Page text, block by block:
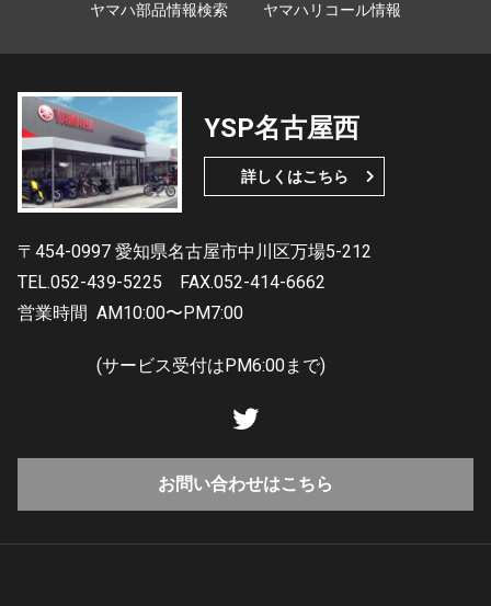
ヤマハ部品情報検索
ヤマハリコール情報
YSP名古屋西
詳しくはこちら
〒454-0997 愛知県名古屋市中川区万場5-212
TEL.052-439-5225
FAX.052-414-6662
営業時間 AM10:00〜PM7:00
(サービス受付はPM6:00まで)
お問い合わせはこちら